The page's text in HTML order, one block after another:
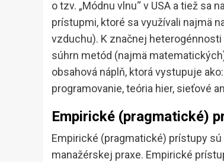
o tzv. „Módnu vlnu“ v USA a tiež sa
prístupmi, ktoré sa využívali najmä
vzduchu). K značnej
súhrn metód (najmä
obsahová náplň, ktorá vystupuje
programovanie, teória hier, sieťové
Empirické (pragmatické)
Empirické (pragmatické) prístupy
manažérskej praxe. Empirické